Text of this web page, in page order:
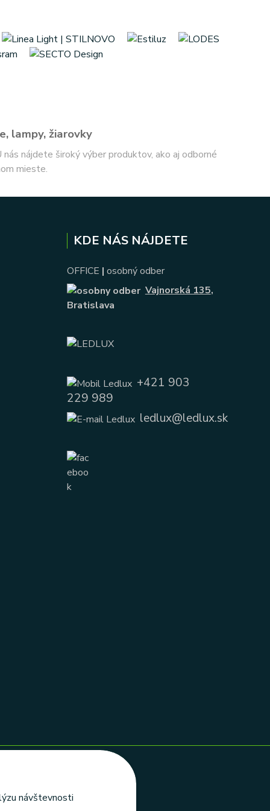
lampy, žiarovky
nájdete široký výber produktov, ako aj odborné
mieste.
KDE NÁS NÁJDETE
OFFICE | osobný odber
Vajnorská 135,
Bratislava
+421 903
229 989
ledlux@ledlux.sk
návštevnosti